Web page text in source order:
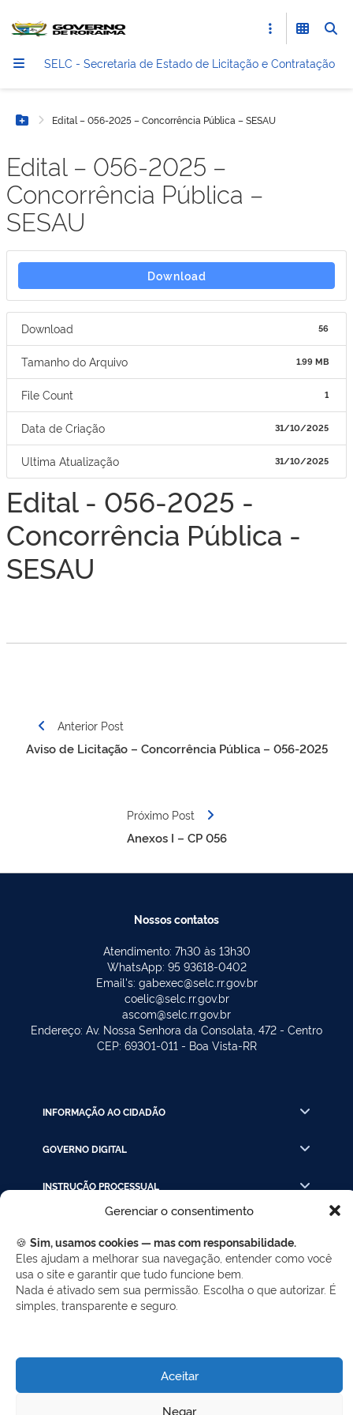
Gerenciar o consentimento
🍪 Sim, usamos cookies — mas com responsabilidade.
Eles ajudam a melhorar sua navegação, entender como você
usa o site e garantir que tudo funcione bem.
Nada é ativado sem sua permissão. Escolha o que autorizar. É
simples, transparente e seguro.
Aceitar
Negar
SELC - Secretaria de Estado de Licitação e Contratação
Botão Menu
Edital – 056-2025 – Concorrência Pública – SESAU
Edital – 056-2025 –
Concorrência Pública –
SESAU
Download
Download 56
Tamanho do Arquivo 1.99 MB
File Count 1
Data de Criação 31/10/2025
Ultima Atualização 31/10/2025
Edital - 056-2025 -
Concorrência Pública -
SESAU
Navegação
de
Anterior Post
Aviso de Licitação – Concorrência Pública – 056-2025
Próximo Post
Anexos I – CP 056
Nossos contatos
Atendimento: 7h30 às 13h30
WhatsApp: 95 93618-0402
Email's: gabexec@selc.rr.gov.br
coelic@selc.rr.gov.br
ascom@selc.rr.gov.br
Endereço: Av. Nossa Senhora da Consolata, 472 - Centro
CEP: 69301-011 - Boa Vista-RR
INFORMAÇÃO AO CIDADÃO
GOVERNO DIGITAL
INSTRUÇÃO PROCESSUAL
REDES SOCIAIS
Facebook
Twitter
LinkedIn
Instagram